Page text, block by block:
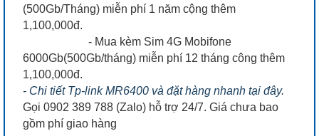
(500Gb/Tháng) miễn phí 1 năm cộng thêm
1,100,000đ.
- Mua kèm Sim 4G Mobifone
6000Gb(500Gb/tháng) miễn phí 12 tháng công thêm
1,100,000đ.
- Chi tiết Tp-link MR6400 và đặt hàng nhanh tại đây.
Gọi 0902 389 788 (Zalo) hỗ trợ 24/7. Giá chưa bao
gồm phí giao hàng